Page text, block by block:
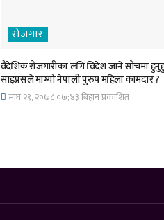
रोजगार
वैदेशिक रोजगारीका लगि विदेश जाने सोचमा
साइप्रसले माग्यो नेपाली पुरुष महिला कामदार ?
माघ २९, २०७८ ०७;४३ बिहान प्रकाशित